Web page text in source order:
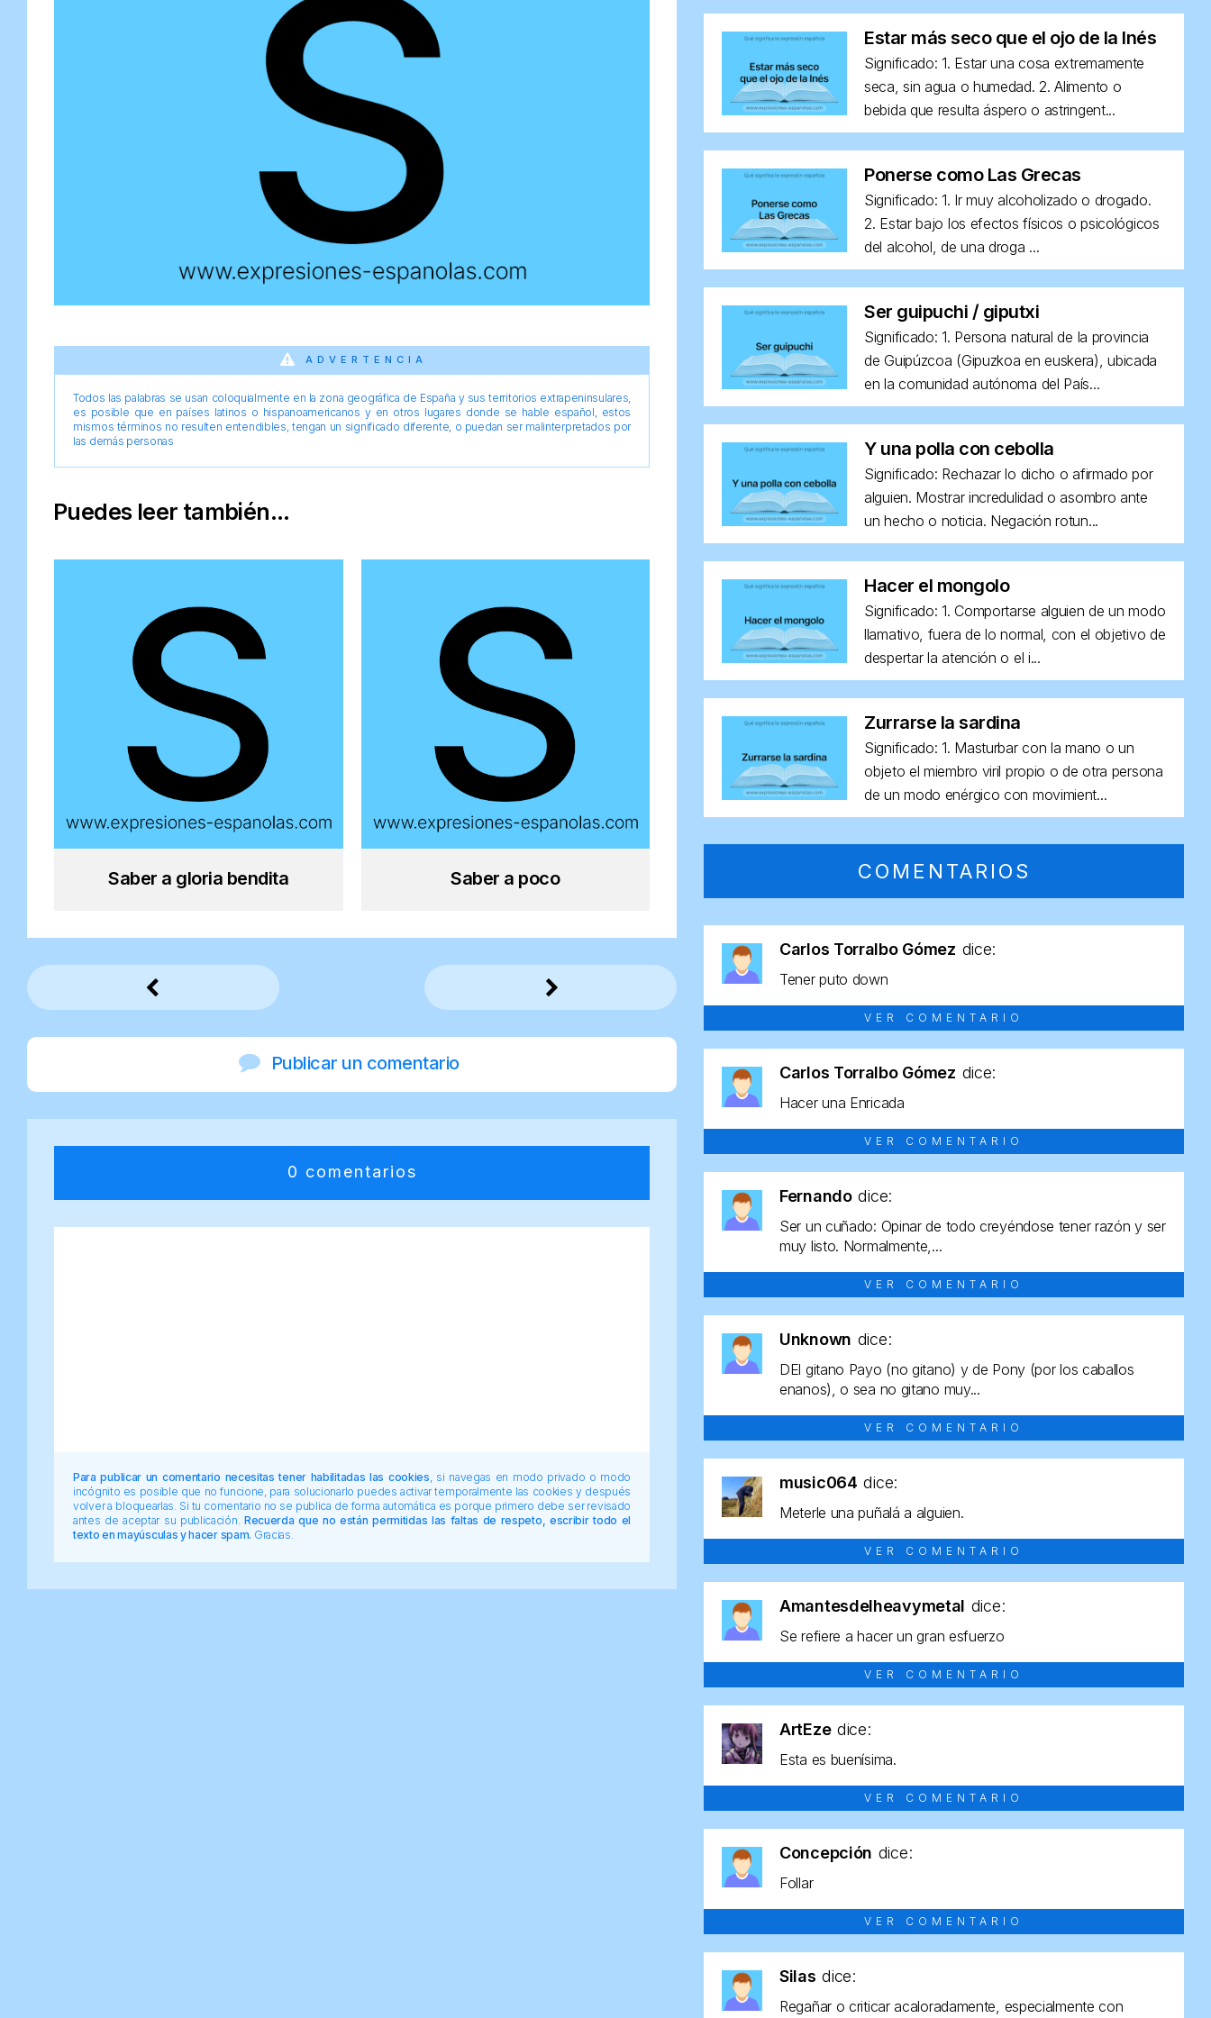
ADVERTENCIA
Todos las palabras se usan coloquialmente en la zona geográfica de España y sus territorios extrapeninsulares,
es posible que en países latinos o hispanoamericanos y en otros lugares donde se hable español, estos
mismos términos no resulten entendibles, tengan un significado diferente, o puedan ser malinterpretados por
las demás personas
Puedes leer también...
Saber a gloria bendita Saber a poco
Publicar un comentario
0 comentarios
Para publicar un comentario necesitas tener habilitadas las cookies , si navegas en modo privado o modo
incógnito es posible que no funcione, para solucionarlo puedes activar temporalmente las cookies y después
volver a bloquearlas. Si tu comentario no se publica de forma automática es porque primero debe ser revisado
antes de aceptar su publicación. Recuerda que no están permitidas las faltas de respeto, escribir todo el
texto en mayúsculas y hacer spam. Gracias.
Estar más seco que el ojo de la Inés
Significado: 1. Estar una cosa extremamente
seca, sin agua o humedad. 2. Alimento o
bebida que resulta áspero o astringent...
Ponerse como Las Grecas
Significado: 1. Ir muy alcoholizado o drogado.
2. Estar bajo los efectos físicos o psicológicos
del alcohol, de una droga ...
Ser guipuchi / giputxi
Significado: 1. Persona natural de la provincia
de Guipúzcoa (Gipuzkoa en euskera), ubicada
en la comunidad autónoma del País...
Y una polla con cebolla
Significado: Rechazar lo dicho o afirmado por
alguien. Mostrar incredulidad o asombro ante
un hecho o noticia. Negación rotun...
Hacer el mongolo
Significado: 1. Comportarse alguien de un modo
llamativo, fuera de lo normal, con el objetivo de
despertar la atención o el i...
Zurrarse la sardina
Significado: 1. Masturbar con la mano o un
objeto el miembro viril propio o de otra persona
de un modo enérgico con movimient...
COMENTARIOS
Carlos Torralbo Gómez dice:
Tener puto down
VER COMENTARIO
Carlos Torralbo Gómez dice:
Hacer una Enricada
VER COMENTARIO
Fernando dice:
Ser un cuñado: Opinar de todo creyéndose tener razón y ser
muy listo. Normalmente,...
VER COMENTARIO
Unknown dice:
DEl gitano Payo (no gitano) y de Pony (por los caballos
enanos), o sea no gitano muy...
VER COMENTARIO
music064 dice:
Meterle una puñalá a alguien.
VER COMENTARIO
Amantesdelheavymetal dice:
Se refiere a hacer un gran esfuerzo
VER COMENTARIO
ArtEze dice:
Esta es buenísima.
VER COMENTARIO
Concepción dice:
Follar
VER COMENTARIO
Silas dice:
Regañar o criticar acaloradamente, especialmente con